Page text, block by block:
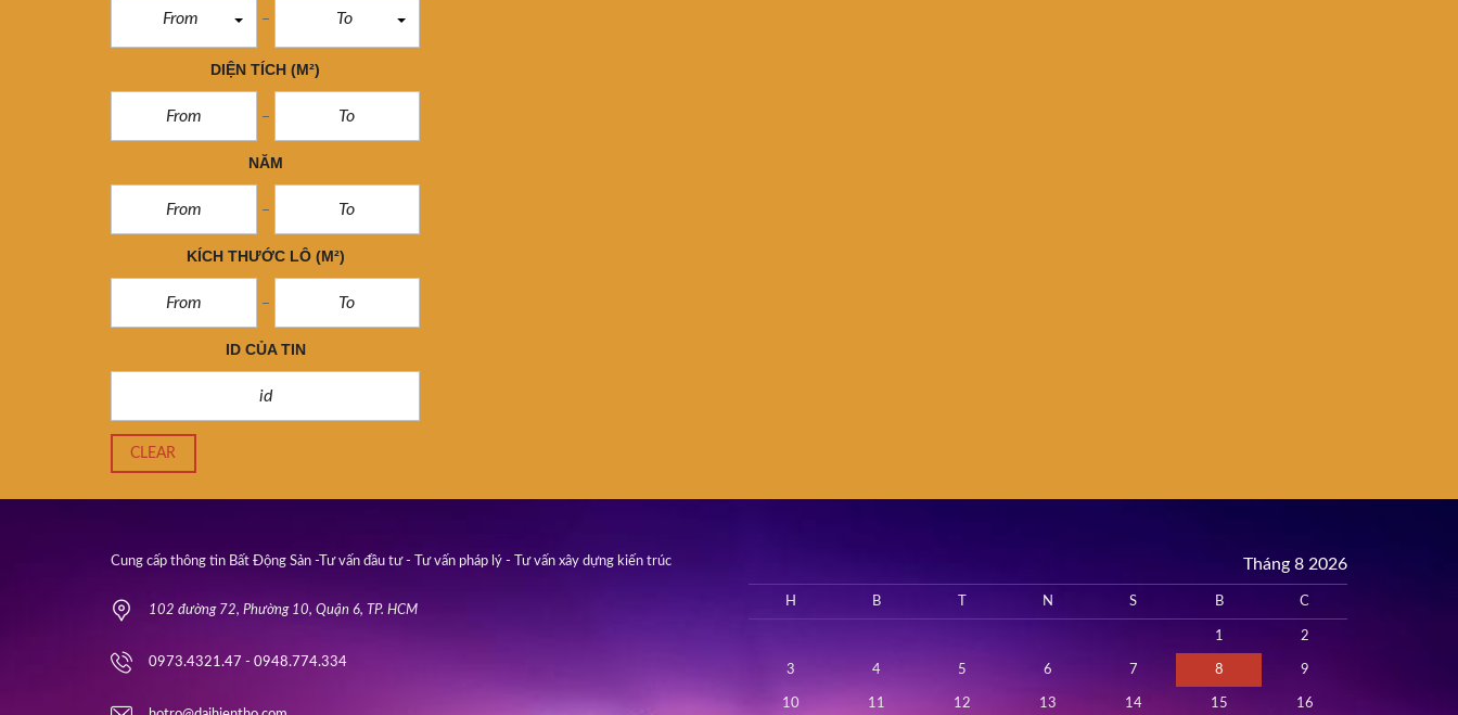
From To
DIỆN TÍCH (M²)
NĂM
KÍCH THƯỚC LÔ (M²)
ID CỦA TIN
CLEAR
Cung cấp thông tin Bất Động Sản -Tư vấn đầu tư - Tư vấn pháp lý - Tư vấn xây dựng kiến trúc
102 đường 72, Phường 10, Quận 6, TP. HCM
0973.4321.47 - 0948.774.334
Tháng 8 2026
H B N S B C
1 2
3 4 5 6 7 8 9
10 11 12 13 14 15 16